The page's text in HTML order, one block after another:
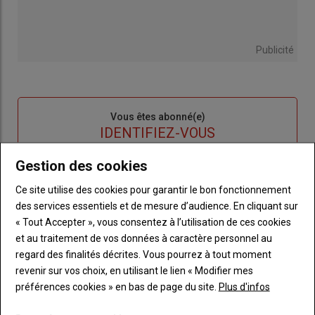
Publicité
Vous êtes abonné(e)
IDENTIFIEZ-VOUS
Body
Connectez-vous à votre compte pour profiter
de votre abonnement
Lien
"Créer
un
nouveau
compte"
Créer un nouveau compte
Lien
"Réinitialiser
votre
mot
de
Réinitialiser votre mot de passe
Lien
"Je
me
Je me connecte
Gestion des cookies
Ce site utilise des cookies pour garantir le bon fonctionnement
des services essentiels et de mesure d’audience. En cliquant sur
« Tout Accepter », vous consentez à l’utilisation de ces cookies
et au traitement de vos données à caractère personnel au
regard des finalités décrites. Vous pourrez à tout moment
revenir sur vos choix, en utilisant le lien « Modifier mes
préférences cookies » en bas de page du site. Plus d'infos